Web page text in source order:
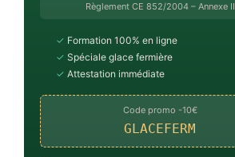
Règlement CE 852/2004 – Annexe II
✓ Formation 100% en ligne
✓ Spéciale glace fermière
✓ Attestation immédiate
Code promo -10€
GLACEFERM